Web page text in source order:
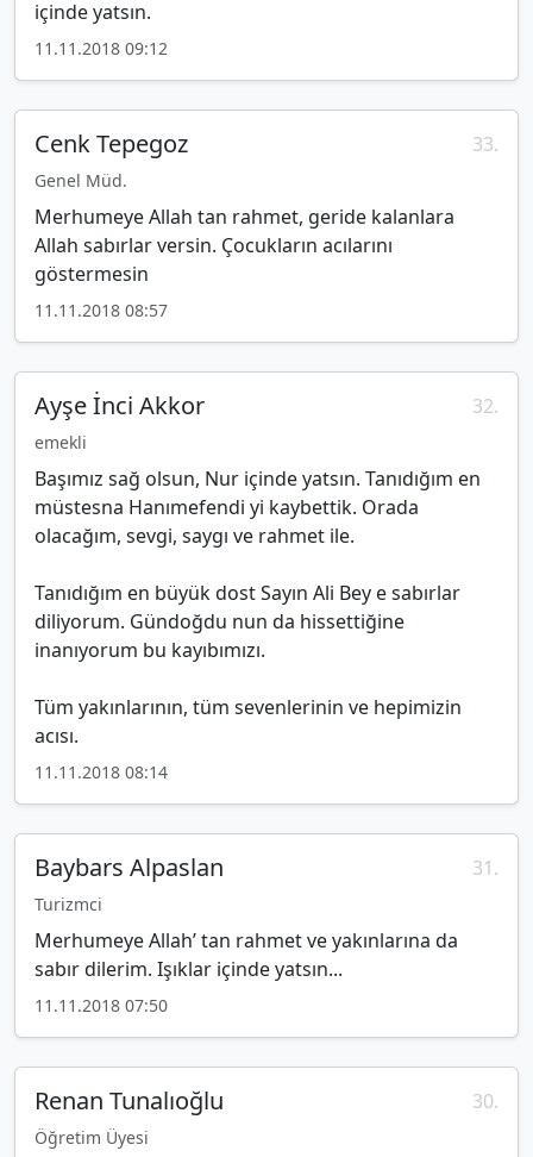
içinde yatsın.
11.11.2018 09:12
Cenk Tepegoz
Genel Müd.
33.
Merhumeye Allah tan rahmet, geride kalanlara
Allah sabırlar versin. Çocukların acılarını
göstermesin
11.11.2018 08:57
Ayşe İnci Akkor
emekli
32.
Başımız sağ olsun, Nur içinde yatsın. Tanıdığım en
müstesna Hanımefendi yi kaybettik. Orada
olacağım, sevgi, saygı ve rahmet ile.
Tanıdığım en büyük dost Sayın Ali Bey e sabırlar
diliyorum. Gündoğdu nun da hissettiğine
inanıyorum bu kayıbımızı.
Tüm yakınlarının, tüm sevenlerinin ve hepimizin
acısı.
11.11.2018 08:14
Baybars Alpaslan
Turizmci
31.
Merhumeye Allah’ tan rahmet ve yakınlarına da
sabır dilerim. Işıklar içinde yatsın...
11.11.2018 07:50
Renan Tunalıoğlu
Öğretim Üyesi
30.